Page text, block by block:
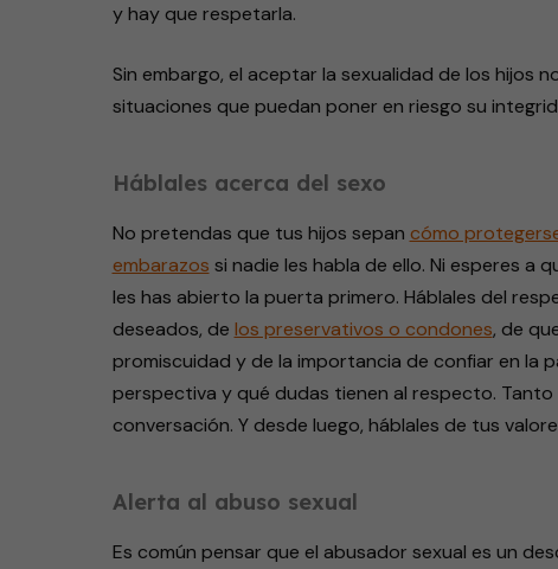
y hay que respetarla.
Sin embargo, el aceptar la sexualidad de los hijos
situaciones que puedan poner en riesgo su
Háblales acerca del sexo
No pretendas que tus hijos sepan cómo
embarazos si nadie les habla de ello. Ni esperes a
les has abierto la puerta primero. Háblales del
deseados, de los preservativos o condones, de
promiscuidad y de la importancia de confiar en la
perspectiva y qué dudas tienen al respecto.
conversación. Y desde luego, háblales de tus
Alerta al abuso sexual
Es común pensar que el abusador sexual es un